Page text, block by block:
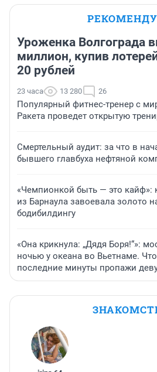
Уроженка Волгограда
миллион, купив
20 рублей
23 часа 13 280 26
Популярный фитнес-тренер с
Ракета проведет открытую
Смертельный аудит: за что в
бывшего главбуха нефтяной
«Чемпионкой быть — это кайф»:
из Барнаула завоевала золото
бодибилдингу
«Она крикнула: „Дядя Боря!“»:
ночью у океана во Вьетнаме.
последние минуты пропажи